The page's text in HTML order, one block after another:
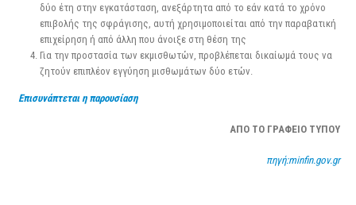
δύο έτη στην εγκατάσταση, ανεξάρτητα από το εάν κατά το χρόνο
επιβολής της σφράγισης, αυτή χρησιμοποιείται από την παραβατική
επιχείρηση ή από άλλη που άνοιξε στη θέση της
Για την προστασία των εκμισθωτών, προβλέπεται δικαίωμά τους να
ζητούν επιπλέον εγγύηση μισθωμάτων δύο ετών.
Επισυνάπτεται η παρουσίαση
ΑΠΟ ΤΟ ΓΡΑΦΕΙΟ ΤΥΠΟΥ
πηγή:minfin.gov.gr